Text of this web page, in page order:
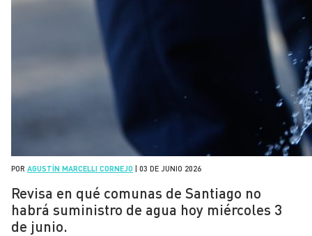
POR AGUSTÍN MARCELLI CORNEJO 03 DE JUNIO 2026
Revisa en qué comunas de Santiago no
habrá suministro de agua hoy miércoles 3
de junio.